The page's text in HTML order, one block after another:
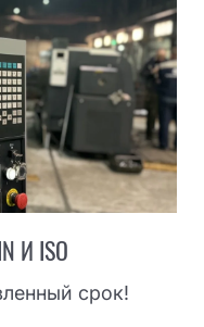
И ISO
срок!